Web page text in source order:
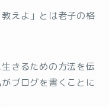
えよ」とは老子の格
きるための方法を伝
ブログを書くことに